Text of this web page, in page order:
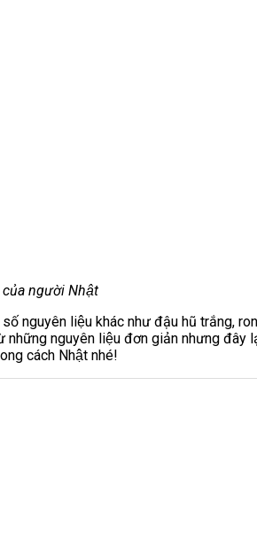
người Nhật
nguyên liệu khác như đậu hũ trắng,
nguyên liệu đơn giản nhưng đây
cách Nhật nhé!